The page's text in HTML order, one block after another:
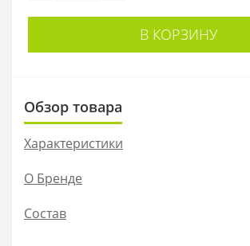
В КОРЗИНУ
Обзор товара
Характеристики
О Бренде
Состав